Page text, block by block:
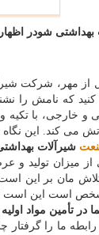
شودر
کنید که نامش را
با تکیه و
می کند. این
شیرآلات
میزان تولید و
مان بر این
۳ برند برتر و رهبر بازار
تأمین مواد اولیه
رابطه ما را